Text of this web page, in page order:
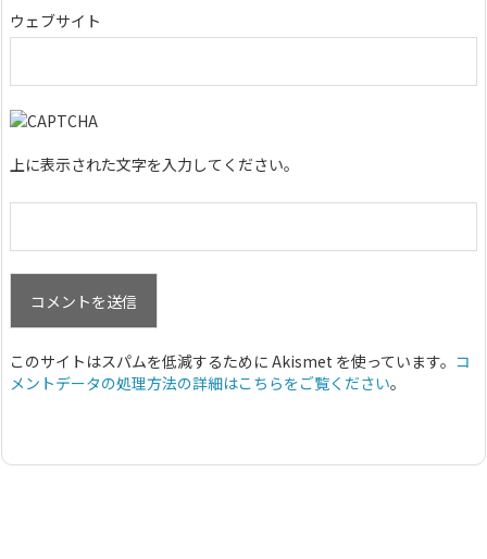
ウェブサイト
上に表示された文字を入力してください。
このサイトはスパムを低減するために Akismet を使っています。 コ
メントデータの処理方法の詳細はこちらをご覧ください。